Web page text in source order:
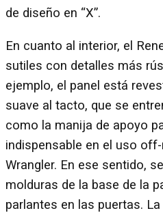
de diseño en “X”.
En cuanto al interior, el
sutiles con detalles más
ejemplo, el panel está
suave al tacto, que se
como la manija de apoyo
indispensable en el uso
Wrangler. En ese sentido,
molduras de la base de la
parlantes en las puertas.